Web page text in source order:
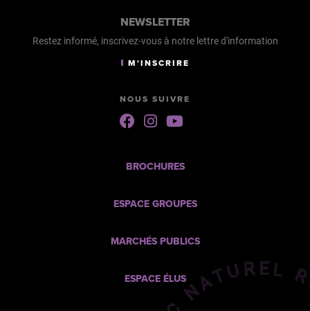
Ticket restaurant (Edenred)
NEWSLETTER
Restez informé, inscrivez-vous à notre lettre d'information
M'INSCRIRE
NOUS SUIVRE
Suivez-
Facebook
Suivez-
Instagram
Youtube
BROCHURES
ESPACE GROUPES
MARCHÉS PUBLICS
ESPACE ÉLUS